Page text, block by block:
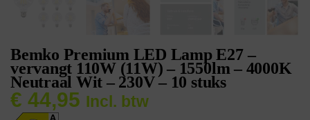
Bemko Premium LED Lamp E27 –
vervangt 110W (11W) – 1550lm – 4000K
Neutraal Wit – 230V – 10 stuks
€ 44,95 Incl. btw